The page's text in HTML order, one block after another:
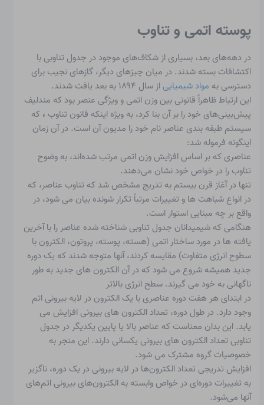
پوسته اتمی و تناوب
در دهه‌های بعد، بسیاری از شکاف‌های موجود در جدول تناوبی با
اکتشافات بسته شدند. در میان چیزهای دیگر، گازهای نجیب برای
دسترسی به مواد شیمیایی از سال ۱۸۹۴ به بعد یافت شدند.
این ارتباط ظاهراً قانونی بین وزن اتمی و ویژگی عنصر بود که مندلیف
پیش‌بینی‌های خود را بر آن بنا کرد، به ویژه اینکه قانون تناوب ، که
سیستم طبقه بندی عناصر نام خود را مدیون آن است. در آن زمان
اینگونه فرموله شد:
عناصری که بر اساس افزایش وزن اتمی مرتب شده‌اند، به وضوح
تناوب را در خواص خود نشان می‌دهند.
تنها در آغاز قرن بیستم به تدریج مشخص شد که تناوب عناصر، که
در انواع شباهت ها و تغییرات مرتباً تکرار شونده بیان می شود، در
واقع بر چه مبنایی استوار است.
هنگامی که شیمیدانان جدول تناوبی شناخته شده عناصر را با آخرین
یافته ها در مورد ساختار اتمی (هسته، پوسته، پروتون، الکترون با
سطوح انرژی متفاوت) مقایسه کردند، آنها متوجه شدند که یک دوره
جدید همیشه شروع می شود که در آن الکترون های جدید به طور
ناگهانی به خود می گیرند. سطح انرژی بالاتر
در ابتدای هر هفت دوره عناصری با یک الکترون در لایه بیرونی اتم
وجود دارد. در طول دوره، تعداد الکترون های بیرونی افزایش می
یابد. این بدان معناست که عناصر بالا یا پایین یکدیگر در جدول
تناوبی تعداد الکترون های بیرونی یکسانی دارند. این منجر به
خصوصیات گروه مشترک می شود.
افزایش تدریجی تعداد الکترون‌ها در لایه بیرونی در یک دوره، ناگزیر
به تغییرات دوره‌ای در خواص وابسته به الکترون‌های بیرونی اتم‌های
آنها می‌شود.